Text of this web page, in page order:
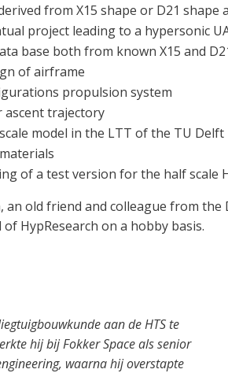
from X15 shape or D21 shape
project leading to a hypersonic
base both from known X15 and
of airframe
propulsion system
trajectory
model in the LTT of the TU Delft
of a test version for the half scale
old friend and colleague from the
HypResearch on a hobby basis.
aan de HTS te
hij bij Fokker Space als senior
waarna hij overstapte